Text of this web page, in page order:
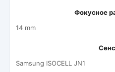
Фокусное
14 mm
Samsung ISOCELL JN1